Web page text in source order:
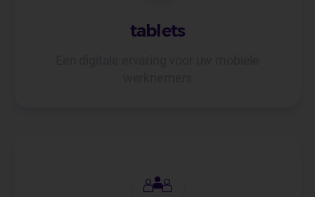
tablets